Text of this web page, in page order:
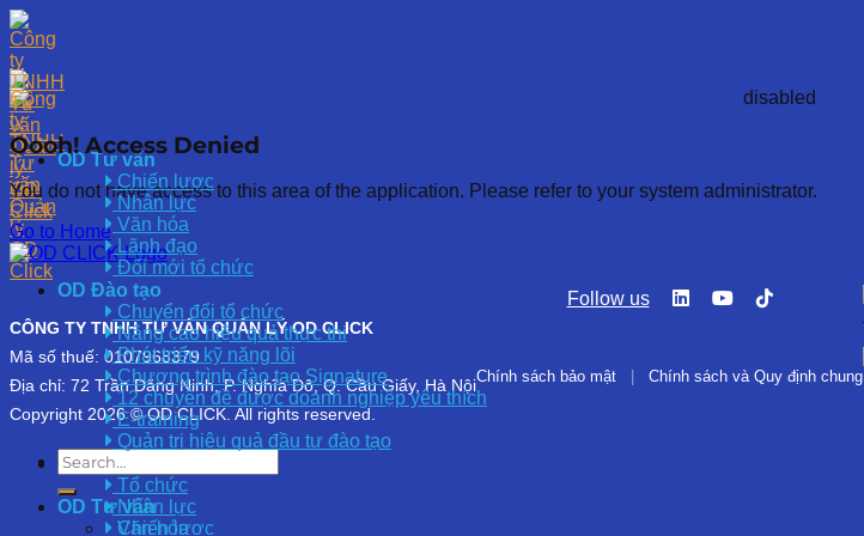
Skip
to
content
OD Tư vấn
Chiến lược
Nhân lực
Văn hóa
Lãnh đạo
Đổi mới tổ chức
OD Đào tạo
Chuyển đổi tổ chức
Nâng cao hiệu quả thực thi
Phát triển kỹ năng lõi
Chương trình đào tạo Signature
12 chuyên đề được doanh nghiệp yêu thích
E-training
Quản trị hiệu quả đầu tư đào tạo
OD Khảo sát
Tổ chức
Nhân lực
Văn hóa
Oooh! Access Denied
You do not have access to this area of the application. Please refer to your system administrator.
Go to Home
CÔNG TY TNHH TƯ VẤN QUẢN LÝ OD CLICK
Mã số thuế: 0107968379
Địa chỉ: 72 Trần Đăng Ninh, P. Nghĩa Đô, Q. Cầu Giấy, Hà Nội
Copyright 2026 © OD CLICK. All rights reserved.
Follow us
Chính sách bảo mật Chính sách và Quy định chung
OD Tư vấn
Chiến lược